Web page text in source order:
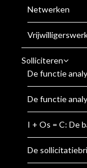
Netwerken
Solliciteren
De functie
De functie
I + Os = C: De
De